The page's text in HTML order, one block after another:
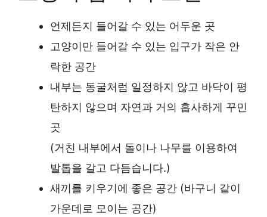
언제든지 들어갈 수 있는 어두운 곳
고양이만 들어갈 수 있는 입구가 작은 안
락한 공간
내부는 동굴처럼 일정하지 않고 바닥이 평
탄하지 않으며 자연과 거의 흡사하게 꾸민
곳
(거친 내부에서 돌이나 나무를 이용하여
발톱을 갈고 다듬습니다.)
새끼를 키우기에 좋은 공간 (바구니 같이
가운데로 모이는 공간)